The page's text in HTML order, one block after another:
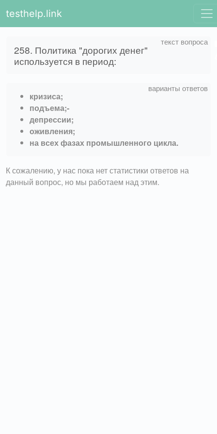
testhelp.link
258. Политика "дорогих денег"
используется в период:
кризиса;
подъема;-
депрессии;
оживления;
на всех фазах промышленного цикла.
К сожалению, у нас пока нет статистики ответов на
данный вопрос, но мы работаем над этим.